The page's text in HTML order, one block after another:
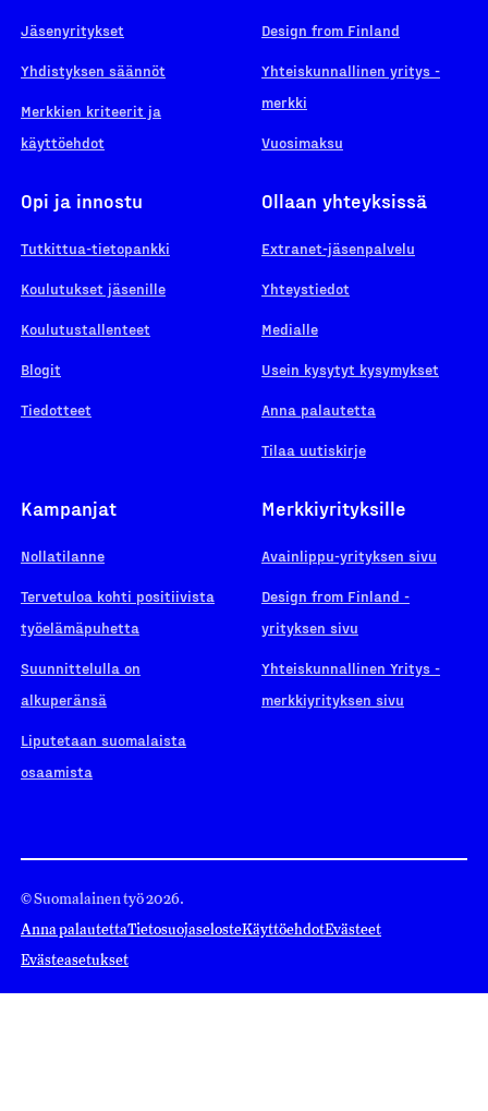
Jäsenyritykset
Yhdistyksen säännöt
Merkkien kriteerit ja
käyttöehdot
Design from Finland
Yhteiskunnallinen yritys -
merkki
Vuosimaksu
Opi ja innostu
Tutkittua-tietopankki
Koulutukset jäsenille
Koulutustallenteet
Blogit
Tiedotteet
Ollaan yhteyksissä
Extranet-jäsenpalvelu
Yhteystiedot
Medialle
Usein kysytyt kysymykset
Anna palautetta
Tilaa uutiskirje
Kampanjat
Nollatilanne
Tervetuloa kohti positiivista
työelämäpuhetta
Suunnittelulla on
alkuperänsä
Liputetaan suomalaista
osaamista
Merkkiyrityksille
Avainlippu-yrityksen sivu
Design from Finland -
yrityksen sivu
Yhteiskunnallinen Yritys -
merkkiyrityksen sivu
© Suomalainen työ 2026.
Anna palautettaTietosuojaselosteKäyttöehdotEvästeet
Evästeasetukset